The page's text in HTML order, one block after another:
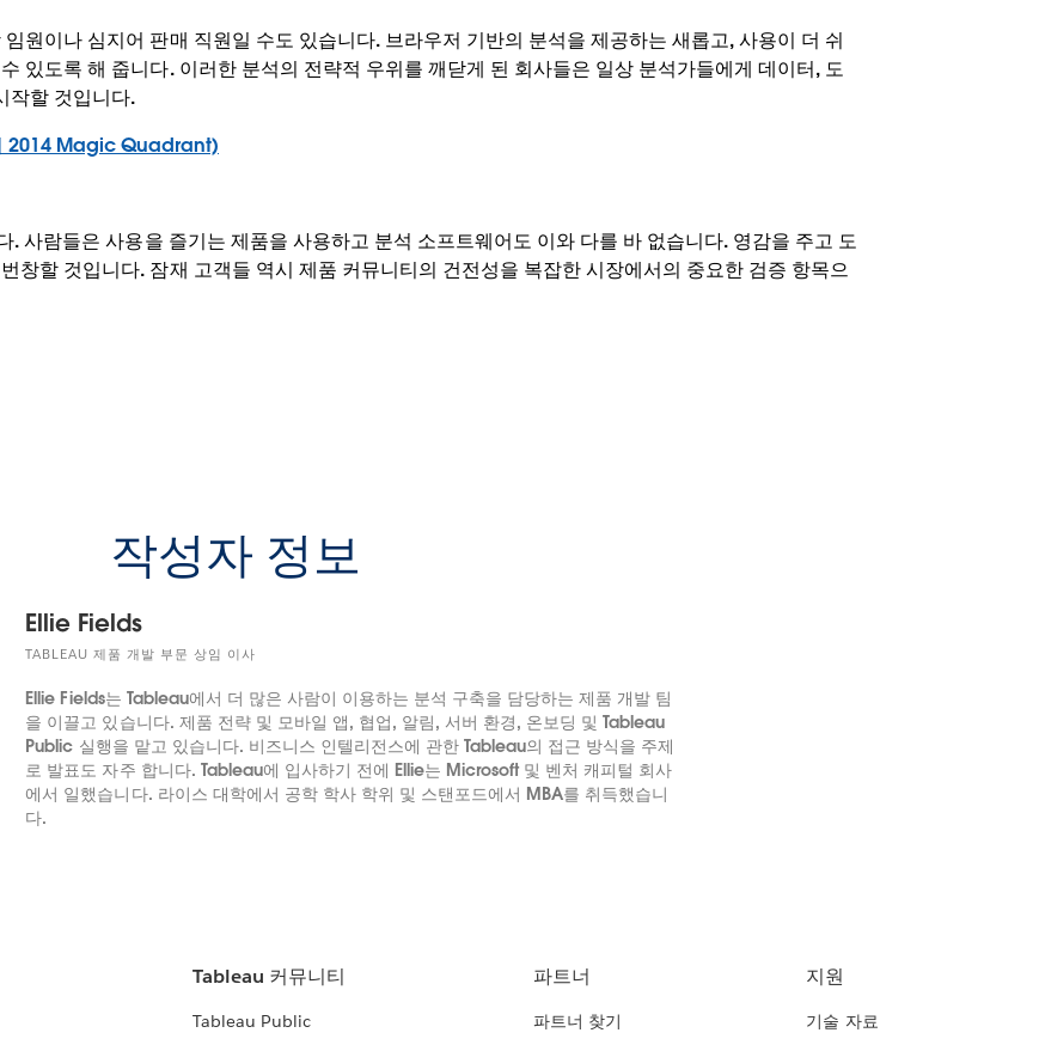
원이나 심지어 판매 직원일 수도 있습니다. 브라우저 기반의 분석을 제공하는 새롭고, 사용이 더 쉬
있도록 해 줍니다. 이러한 분석의 전략적 우위를 깨닫게 된 회사들은 일상 분석가들에게 데이터, 도
작할 것입니다.
2014 Magic Quadrant)
. 사람들은 사용을 즐기는 제품을 사용하고 분석 소프트웨어도 이와 다를 바 없습니다. 영감을 주고 도
창할 것입니다. 잠재 고객들 역시 제품 커뮤니티의 건전성을 복잡한 시장에서의 중요한 검증 항목으
작성자 정보
Ellie Fields
TABLEAU 제품 개발 부문 상임 이사
Ellie Fields는 Tableau에서 더 많은 사람이 이용하는 분석 구축을 담당하는 제품 개발 팀
을 이끌고 있습니다. 제품 전략 및 모바일 앱, 협업, 알림, 서버 환경, 온보딩 및 Tableau
Public 실행을 맡고 있습니다. 비즈니스 인텔리전스에 관한 Tableau의 접근 방식을 주제
로 발표도 자주 합니다. Tableau에 입사하기 전에 Ellie는 Microsoft 및 벤처 캐피털 회사
에서 일했습니다. 라이스 대학에서 공학 학사 학위 및 스탠포드에서 MBA를 취득했습니
다.
Tableau 커뮤니티
Tableau Public
파트너
파트너 찾기
지원
기술 자료